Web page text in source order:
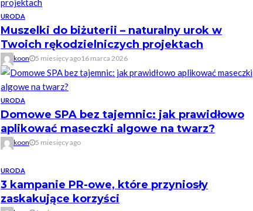
URODA
Muszelki do biżuterii – naturalny urok w
Twoich rękodzielniczych projektach
koon 5 miesięcy ago16 marca 2026
URODA
Domowe SPA bez tajemnic: jak prawidłowo
aplikować maseczki algowe na twarz?
koon 5 miesięcy ago
URODA
3 kampanie PR-owe, które przyniosły
zaskakujące korzyści